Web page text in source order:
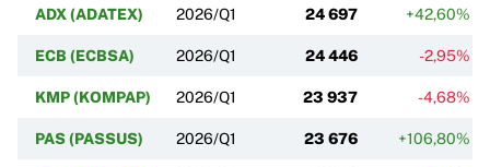
ADX (ADATEX) 2026/Q1 24 697 +42,60%
ECB (ECBSA) 2026/Q1 24 446 -2,95%
KMP (KOMPAP) 2026/Q1 23 937 -4,68%
PAS (PASSUS) 2026/Q1 23 676 +106,80%